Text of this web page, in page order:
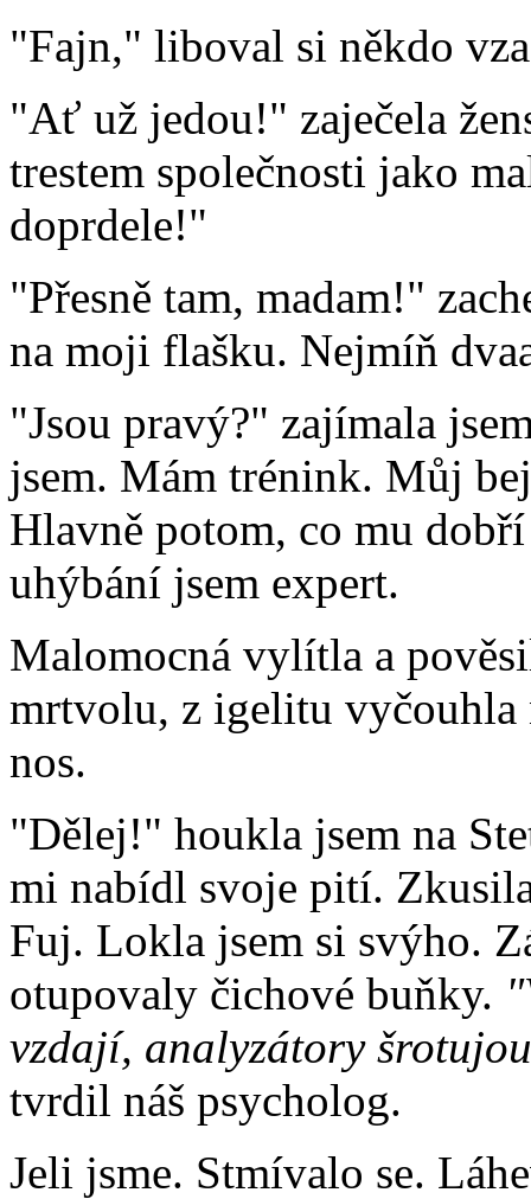
"Fajn," liboval si někdo
"Ať už jedou!" zaječela
trestem společnosti jako
doprdele!"
"Přesně tam, madam!"
na moji flašku. Nejmíň
"Jsou pravý?" zajímala
jsem. Mám trénink. Můj
Hlavně potom, co mu
uhýbání jsem expert.
Malomocná vylítla a
mrtvolu, z igelitu vyčouhla
nos.
"Dělej!" houkla jsem na
mi nabídl svoje pití.
Fuj. Lokla jsem si svýho.
otupovaly čichové buňky.
vzdají, analyzátory
tvrdil náš psycholog.
Jeli jsme. Stmívalo se.